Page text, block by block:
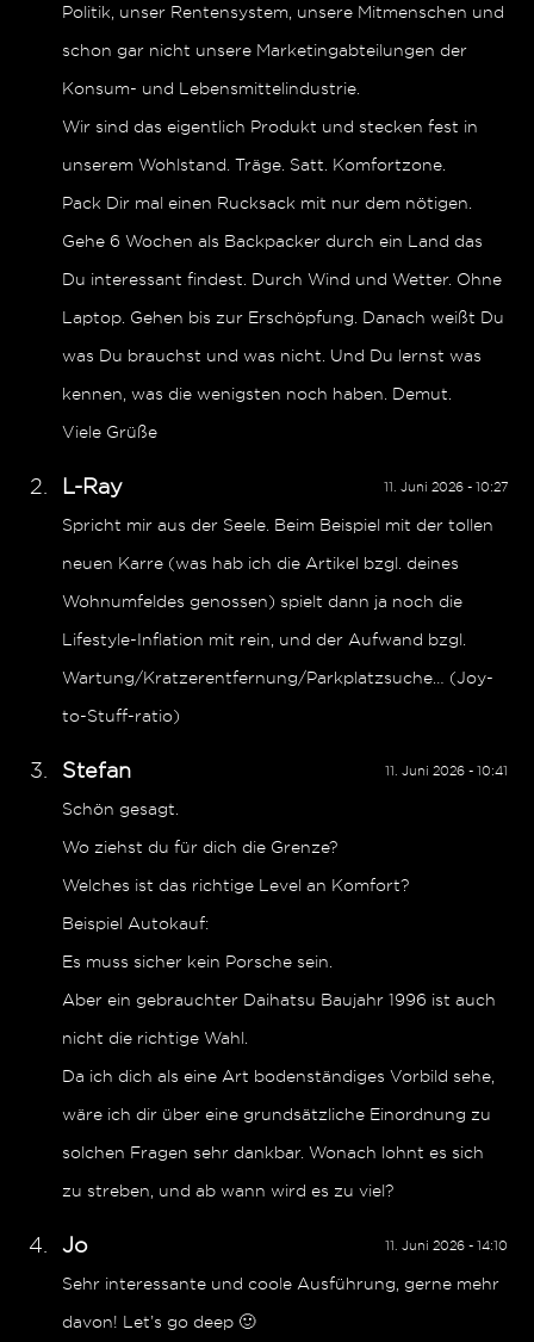
Politik, unser Rentensystem, unsere Mitmenschen und
schon gar nicht unsere Marketingabteilungen der
Konsum- und Lebensmittelindustrie.
Wir sind das eigentlich Produkt und stecken fest in
unserem Wohlstand. Träge. Satt. Komfortzone.
Pack Dir mal einen Rucksack mit nur dem nötigen.
Gehe 6 Wochen als Backpacker durch ein Land das
Du interessant findest. Durch Wind und Wetter. Ohne
Laptop. Gehen bis zur Erschöpfung. Danach weißt Du
was Du brauchst und was nicht. Und Du lernst was
kennen, was die wenigsten noch haben. Demut.
Viele Grüße
11. Juni 2026 - 10:27
L-Ray
Spricht mir aus der Seele. Beim Beispiel mit der tollen
neuen Karre (was hab ich die Artikel bzgl. deines
Wohnumfeldes genossen) spielt dann ja noch die
Lifestyle-Inflation mit rein, und der Aufwand bzgl.
Wartung/Kratzerentfernung/Parkplatzsuche… (Joy-
to-Stuff-ratio)
11. Juni 2026 - 10:41
Stefan
Schön gesagt.
Wo ziehst du für dich die Grenze?
Welches ist das richtige Level an Komfort?
Beispiel Autokauf:
Es muss sicher kein Porsche sein.
Aber ein gebrauchter Daihatsu Baujahr 1996 ist auch
nicht die richtige Wahl.
Da ich dich als eine Art bodenständiges Vorbild sehe,
wäre ich dir über eine grundsätzliche Einordnung zu
solchen Fragen sehr dankbar. Wonach lohnt es sich
zu streben, und ab wann wird es zu viel?
11. Juni 2026 - 14:10
Jo
Sehr interessante und coole Ausführung, gerne mehr
davon! Let’s go deep 🙂